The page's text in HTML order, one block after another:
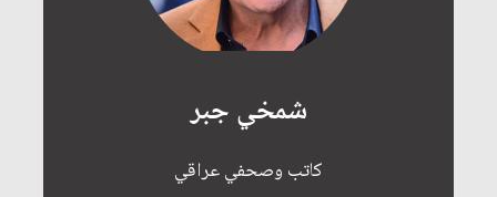
شمخي جبر
كاتب وصحفي عراقي